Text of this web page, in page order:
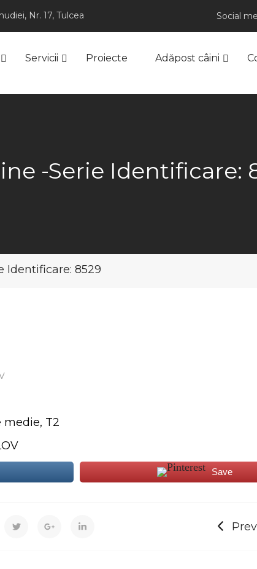
Nr. 17, Tulcea Social
Servicii Proiecte Adăpost câini
-Serie Identificare:
Identificare: 8529
medie, T2
Save
Prev